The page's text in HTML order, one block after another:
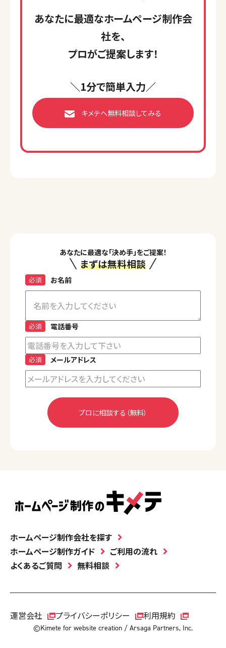
あなたに最適なホームページ制作会
社を、
プロがご提案します！
＼1分で簡単入力／
キメテへ無料相談してみる
あなたに最適な「決め手」をご提案！
まずは無料相談
お名前
必須
電話番号
必須
メールアドレス
必須
ホームページ制作会社を探す
ホームページ制作ガイド
ご利用の流れ
よくあるご質問
無料相談
運営会社 プライバシーポリシー 利用規約
©Kimete for website creation / Arsaga Partners, Inc.